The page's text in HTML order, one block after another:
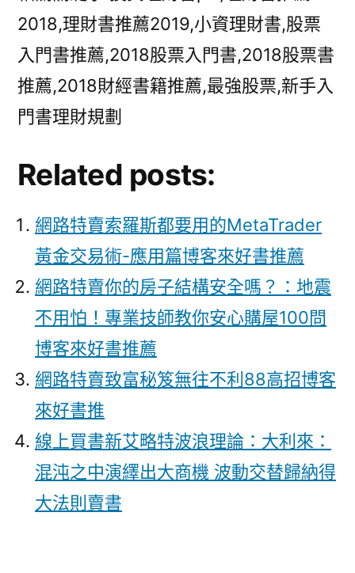
2018,理財書推薦2019,小資理財書,股票
入門書推薦,2018股票入門書,2018股票書
推薦,2018財經書籍推薦,最強股票,新手入
門書理財規劃
Related posts:
網路特賣索羅斯都要用的MetaTrader
黃金交易術-應用篇博客來好書推薦
網路特賣你的房子結構安全嗎？：地震
不用怕！專業技師教你安心購屋100問
博客來好書推薦
網路特賣致富秘笈無往不利88高招博客
來好書推
線上買書新艾略特波浪理論：大利來：
混沌之中演繹出大商機 波動交替歸納得
大法則賣書